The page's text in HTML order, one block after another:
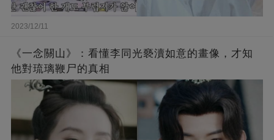
2023/12/11
《一念關山》：看懂李同光褻瀆如意的畫像，才知
他對琉璃鞭尸的真相